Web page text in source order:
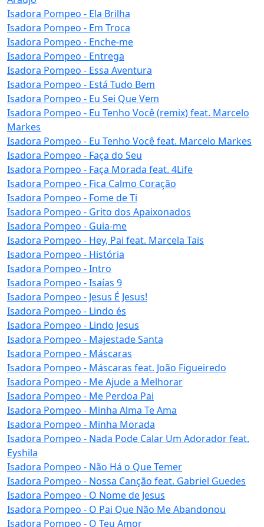
Isadora Pompeo - Ela Brilha
Isadora Pompeo - Em Troca
Isadora Pompeo - Enche-me
Isadora Pompeo - Entrega
Isadora Pompeo - Essa Aventura
Isadora Pompeo - Está Tudo Bem
Isadora Pompeo - Eu Sei Que Vem
Isadora Pompeo - Eu Tenho Você (remix) feat. Marcelo
Markes
Isadora Pompeo - Eu Tenho Você feat. Marcelo Markes
Isadora Pompeo - Faça do Seu
Isadora Pompeo - Faça Morada feat. 4Life
Isadora Pompeo - Fica Calmo Coração
Isadora Pompeo - Fome de Ti
Isadora Pompeo - Grito dos Apaixonados
Isadora Pompeo - Guia-me
Isadora Pompeo - Hey, Pai feat. Marcela Tais
Isadora Pompeo - História
Isadora Pompeo - Intro
Isadora Pompeo - Isaías 9
Isadora Pompeo - Jesus É Jesus!
Isadora Pompeo - Lindo és
Isadora Pompeo - Lindo Jesus
Isadora Pompeo - Majestade Santa
Isadora Pompeo - Máscaras
Isadora Pompeo - Máscaras feat. João Figueiredo
Isadora Pompeo - Me Ajude a Melhorar
Isadora Pompeo - Me Perdoa Pai
Isadora Pompeo - Minha Alma Te Ama
Isadora Pompeo - Minha Morada
Isadora Pompeo - Nada Pode Calar Um Adorador feat.
Eyshila
Isadora Pompeo - Não Há o Que Temer
Isadora Pompeo - Nossa Canção feat. Gabriel Guedes
Isadora Pompeo - O Nome de Jesus
Isadora Pompeo - O Pai Que Não Me Abandonou
Isadora Pompeo - O Teu Amor